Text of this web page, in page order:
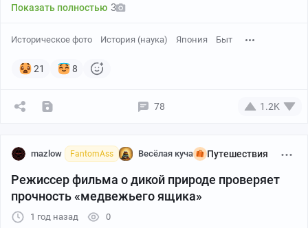
который носили горные монахи (ямабуси 山伏).
Внутренняя часть ящика разделена на верхнее и
нижнее отделения: верхнее имеет двустворчатую
Показать полностью 3
Историческое фото История (наука) Япония Быт
21 8
78 1.2K
mazlow FantomAss Весёлая куча Путешествия
Режиссер фильма о дикой природе проверяет
прочность «медвежьего ящика»
1 год назад 0